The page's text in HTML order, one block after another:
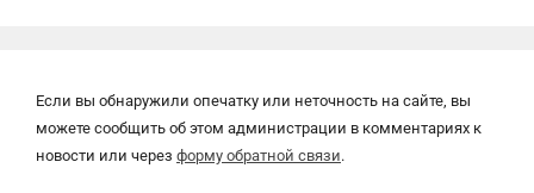
Если вы обнаружили опечатку или неточность на сайте, вы
можете сообщить об этом администрации в комментариях к
новости или через форму обратной связи.